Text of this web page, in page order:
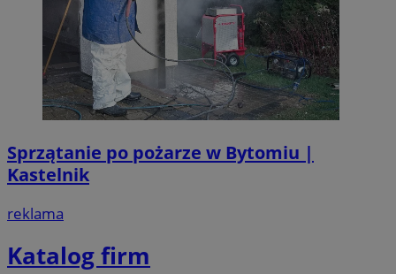
Sprzątanie po pożarze w Bytomiu |
Kastelnik
reklama
Katalog firm